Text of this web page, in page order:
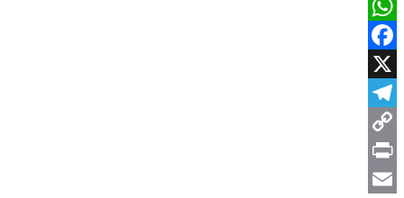
WhatsApp
Facebook
X
Telegram
Copy
Link
Print